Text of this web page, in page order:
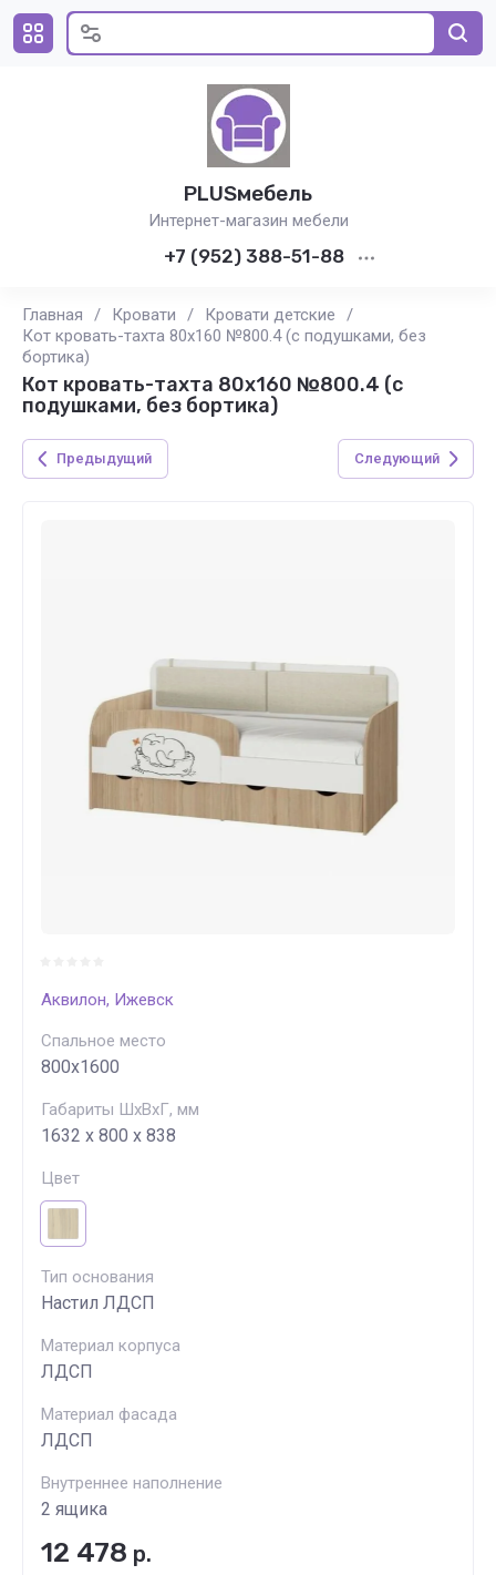
PLUSмебель
Интернет-магазин мебели
+7 (952) 388-51-88
Главная / Кровати / Кровати детские
/
Кот кровать-тахта 80x160 №800.4 (с подушками, без
бортика)
Кот кровать-тахта 80x160 №800.4 (с
подушками, без бортика)
Предыдущий Следующий
Аквилон, Ижевск
Спальное место
800х1600
Габариты ШхВхГ, мм
1632 х 800 х 838
Цвет
Тип основания
Настил ЛДСП
Материал корпуса
ЛДСП
Материал фасада
ЛДСП
Внутреннее наполнение
2 ящика
12 478 р.